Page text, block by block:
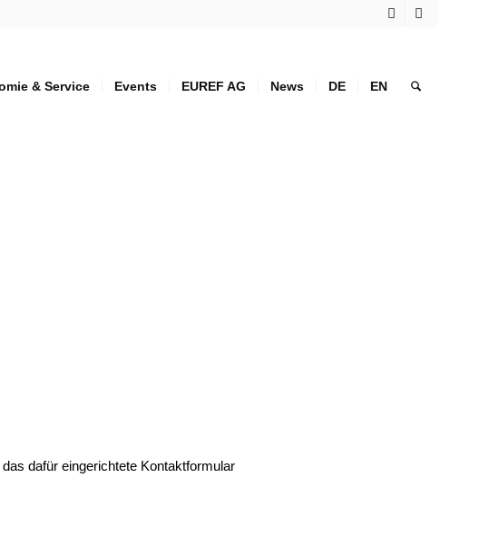
& Service Events EUREF AG News DE EN
dafür eingerichtete Kontaktformular